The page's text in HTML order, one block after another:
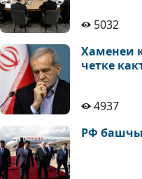
5032
Хаменеи
четке
4937
РФ